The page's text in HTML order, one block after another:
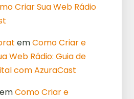
Criar Sua Web Rádio
emComo Criar e
Web Rádio: Guia de
com AzuraCast
emComo Criar e